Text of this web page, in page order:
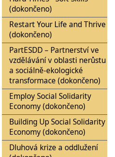
(dokončeno)
Restart Your Life and Thrive
(dokončeno)
PartESDD – Partnerství ve
vzdělávání v oblasti nerůstu
a sociálně-ekologické
transformace (dokončeno)
Employ Social Solidarity
Economy (dokončeno)
Building Up Social Solidarity
Economy (dokončeno)
Dluhová krize a oddlužení